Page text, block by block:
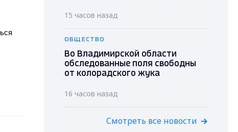
15 часов назад
ОБЩЕСТВО
Во Владимирской области
обследованные поля свободны
от колорадского жука
16 часов назад
Смотреть все новости